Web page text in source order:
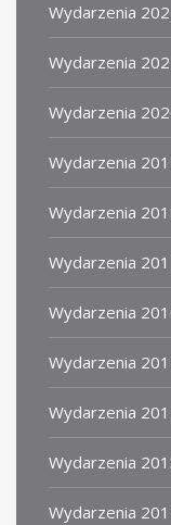
Wydarzenia
Wydarzenia
Wydarzenia
Wydarzenia
Wydarzenia
Wydarzenia
Wydarzenia
Wydarzenia
Wydarzenia
Wydarzenia
Wydarzenia